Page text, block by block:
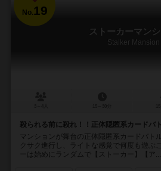
No.19
ストーカーマン
Stalker Mansion
殺られる前に殺れ！！正体隠匿系カードバ
マンションが舞台の正体隠匿系カードバト
クサク進行し、ライトな感覚で何度も遊ぶ
ーは始めにランダムで【ストーカー】【ア...